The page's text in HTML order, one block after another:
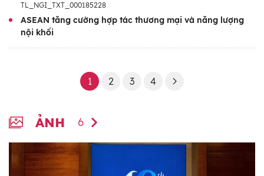
ninh lương thực, ổn định chuỗi cung ứng và
hỗ trợ công dân trong các tình huống khẩn
cấp.
, thúc đẩy triển khai hiệu quả các ưu
tiên chiến lược của ASEAN, đặc biệt là Tầm
tâm hợp tác trong năm Chủ tịch ASEAN
Thứ ba, tiếp tục phát huy tiếng nói chung và
TL_NGI_TXT_000185228
ASEAN tăng cường hợp tác thương mại và năng lượng
nội khối
1 2 3 4
ẢNH 6